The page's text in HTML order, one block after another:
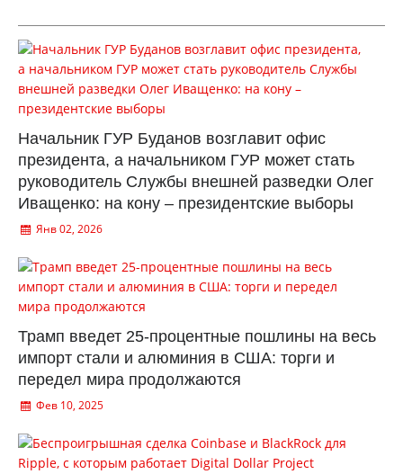
Начальник ГУР Буданов возглавит офис
президента, а начальником ГУР может стать
руководитель Службы внешней разведки Олег
Иващенко: на кону – президентские выборы
Янв 02, 2026
Трамп введет 25-процентные пошлины на весь
импорт стали и алюминия в США: торги и
передел мира продолжаются
Фев 10, 2025